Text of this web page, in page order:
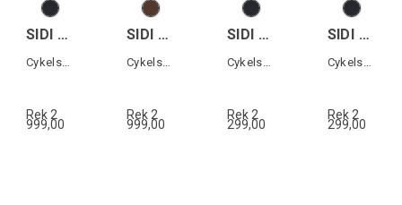
SIDI DOMINATOR X
Cykelsko MTB
Rek 2
999,00
SIDI ATOMUS MID GTX
Cykelsko All terrain
Rek 2
999,00
SIDI ATOMUS GTX
Cykelsko All terrain
Rek 2
299,00
SIDI NUBES XC WP
Cykelsko XC
Rek 2
299,00